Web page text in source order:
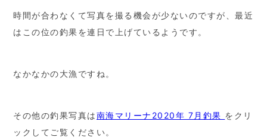
時間が合わなくて写真を撮る機会が少ないのですが、最近
はこの位の釣果を連日で上げているようです。
なかなかの大漁ですね。
その他の釣果写真は南海マリーナ2020年 7月釣果 をクリ
ックしてご覧ください。